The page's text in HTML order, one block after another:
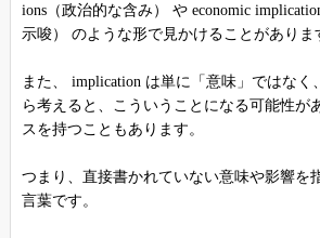
ions（政治的な含み） や economic
示唆） のような形で見かけることがありま
また、 implication は単に「意味」ではなく
ら考えると、こういうことになる可能性が
スを持つこともあります。
つまり、直接書かれていない意味や影響を
言葉です。